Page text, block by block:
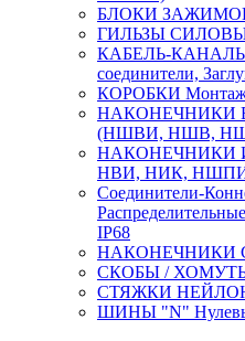
БЛОКИ
ГИЛЬЗЫ
КАБЕЛЬ-КАНАЛЫ
соединители,
КОРОБКИ
НАКОНЕЧНИКИ
(НШВИ, НШВ,
НАКОНЕЧНИКИ
НВИ, НИК,
Соединители-
IP68
НАКОНЕЧНИКИ
СКОБЫ /
СТЯЖКИ
ШИНЫ "N"